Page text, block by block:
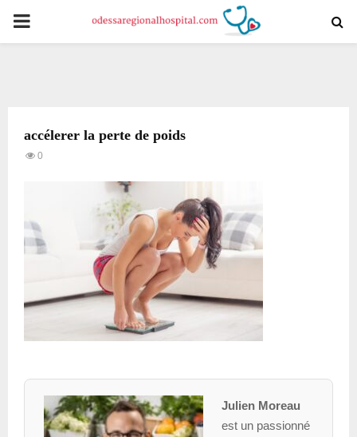
PRIMARY
accélerer la perte de poids
0
Julien Moreau
est un passionné